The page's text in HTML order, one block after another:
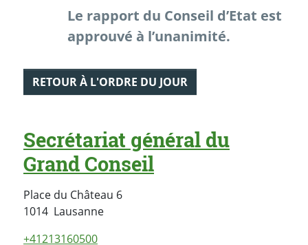
Le rapport du Conseil d’Etat est
approuvé à l’unanimité.
RETOUR À L'ORDRE DU JOUR
Secrétariat général du
Grand Conseil
Place du Château 6
1014 LausanneSuisse
+41213160500